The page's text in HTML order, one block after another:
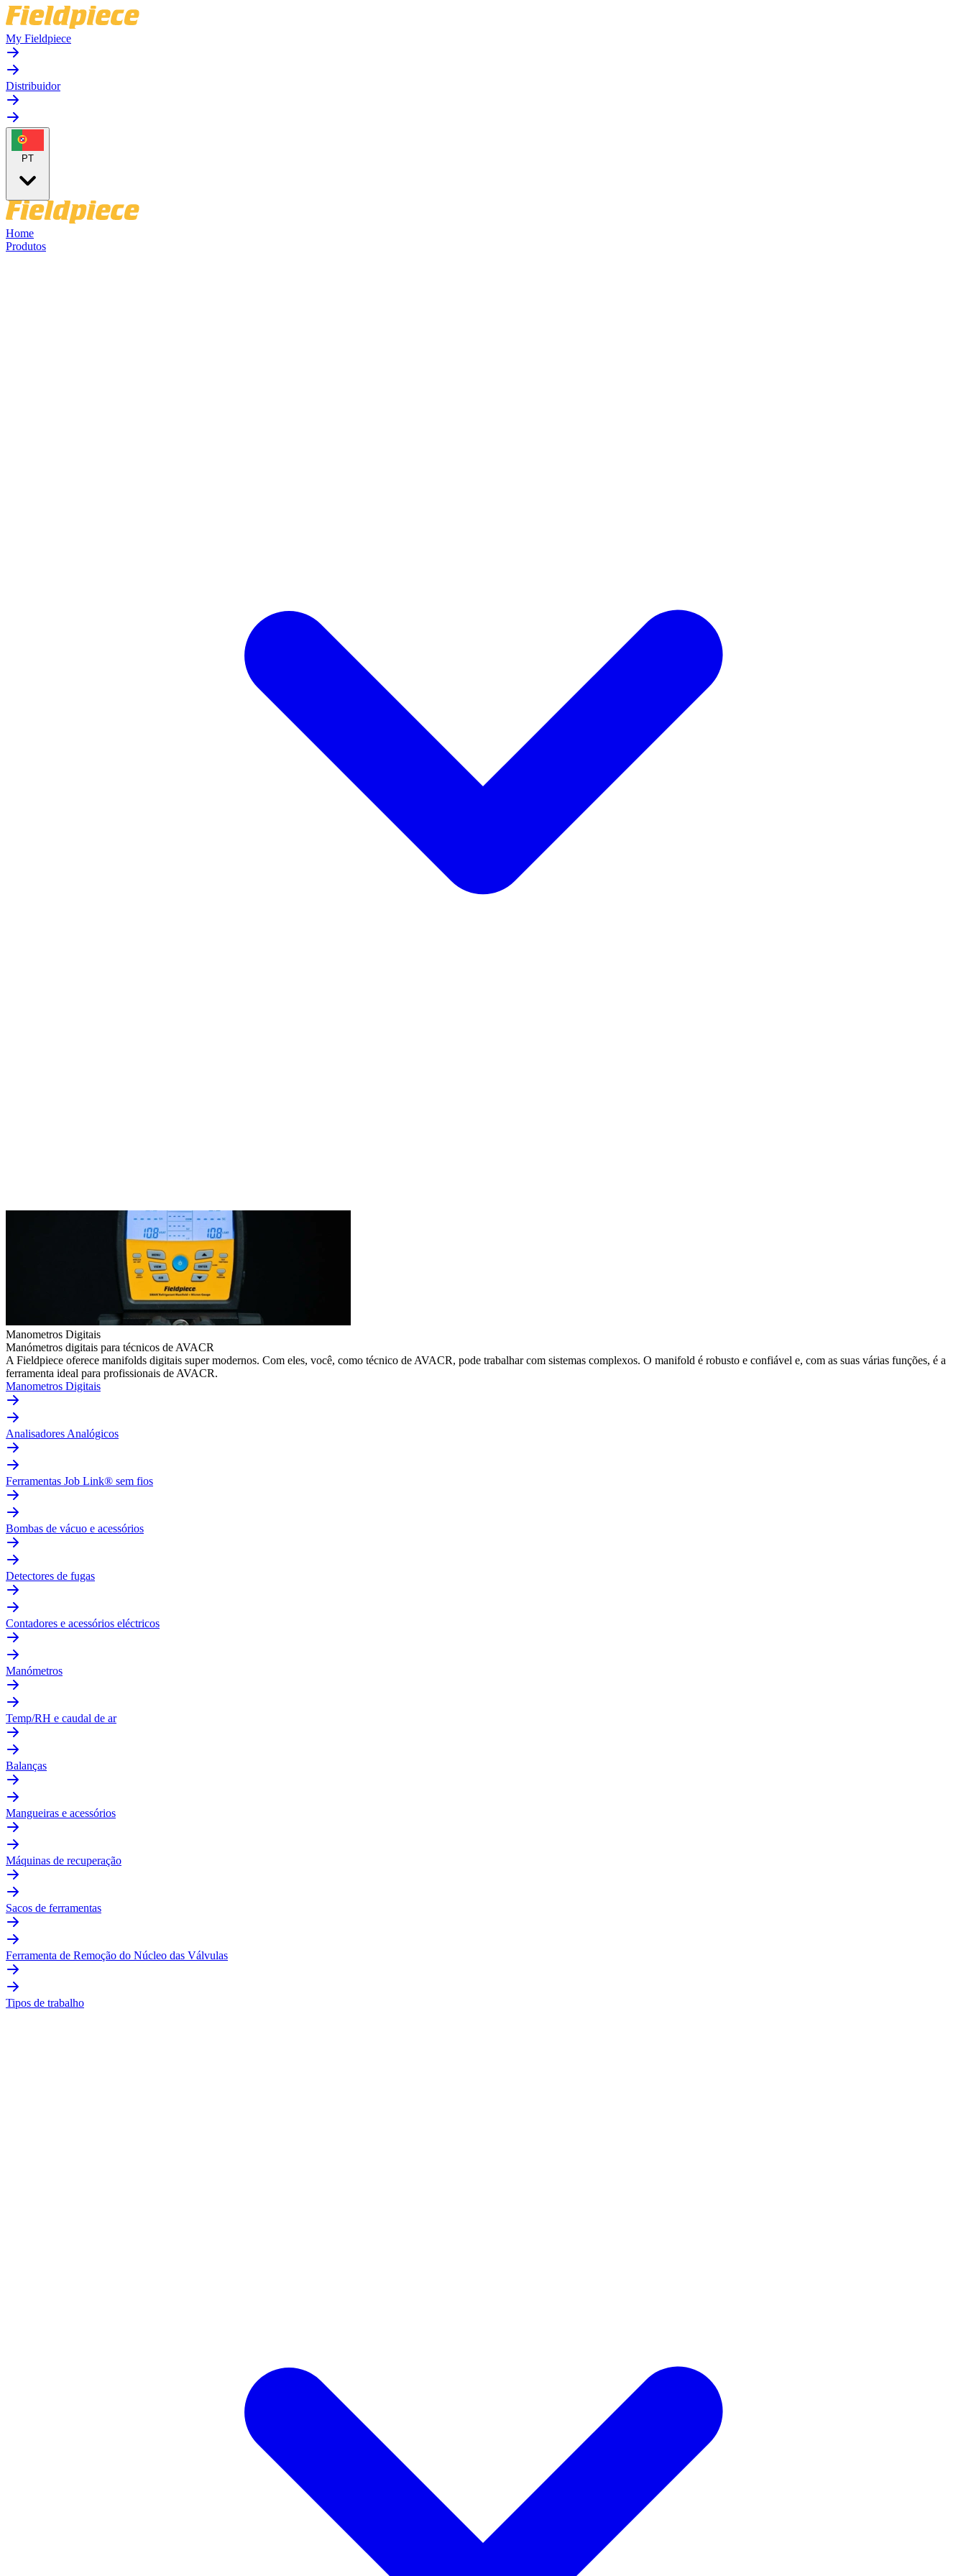
My Fieldpiece
Distribuidor
PT
Home
Produtos
Manometros Digitais
Manómetros digitais para técnicos de AVACR
A Fieldpiece oferece manifolds digitais super modernos. Com eles, você, como técnico de AVACR, pode trabalhar com sistemas complexos. O manifold é robusto e confiável e, com as suas várias funções, é a
ferramenta ideal para profissionais de AVACR.
Manometros Digitais
Analisadores Analógicos
Ferramentas Job Link® sem fios
Bombas de vácuo e acessórios
Detectores de fugas
Contadores e acessórios eléctricos
Manómetros
Temp/RH e caudal de ar
Balanças
Mangueiras e acessórios
Máquinas de recuperação
Sacos de ferramentas
Ferramenta de Remoção do Núcleo das Válvulas
Tipos de trabalho